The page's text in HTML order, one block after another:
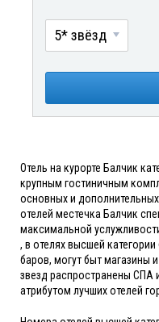
5* звёзд
Отель на курорте Балчик
крупным гостиничным
основных и
отелей местечка Балчик
максимальной
, в отелях высшей
баров, могут быт магазины
звезд распространены СПА
атрибутом лучших отелей